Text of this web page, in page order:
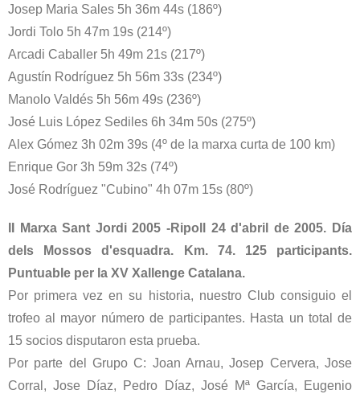
Josep Maria Sales 5h 36m 44s (186º)
Jordi Tolo 5h 47m 19s (214º)
Arcadi Caballer 5h 49m 21s (217º)
Agustín Rodríguez 5h 56m 33s (234º)
Manolo Valdés 5h 56m 49s (236º)
José Luis López Sediles 6h 34m 50s (275º)
Alex Gómez 3h 02m 39s (4º de la marxa curta de 100 km)
Enrique Gor 3h 59m 32s (74º)
José Rodríguez "Cubino" 4h 07m 15s (80º)
II Marxa Sant Jordi 2005 -Ripoll 24 d'abril de 2005. Día
dels Mossos d'esquadra. Km. 74. 125 participants.
Puntuable per la XV Xallenge Catalana.
Por primera vez en su historia, nuestro Club consiguio el
trofeo al mayor número de participantes. Hasta un total de
15 socios disputaron esta prueba.
Por parte del Grupo C: Joan Arnau, Josep Cervera, Jose
Corral, Jose Díaz, Pedro Díaz, José Mª García, Eugenio